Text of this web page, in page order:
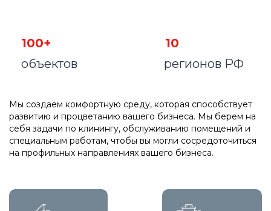
100+
объектов
10
регионов РФ
Мы создаем комфортную среду, которая способствует
развитию и процветанию вашего бизнеса. Мы берем на
себя задачи по клинингу, обслуживанию помещений и
специальным работам, чтобы вы могли сосредоточиться
на профильных направлениях вашего бизнеса.